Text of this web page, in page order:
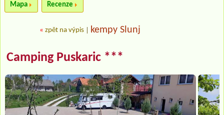
Mapa Recenze
« zpět na výpis kempy Slunj
Camping Puskaric ***